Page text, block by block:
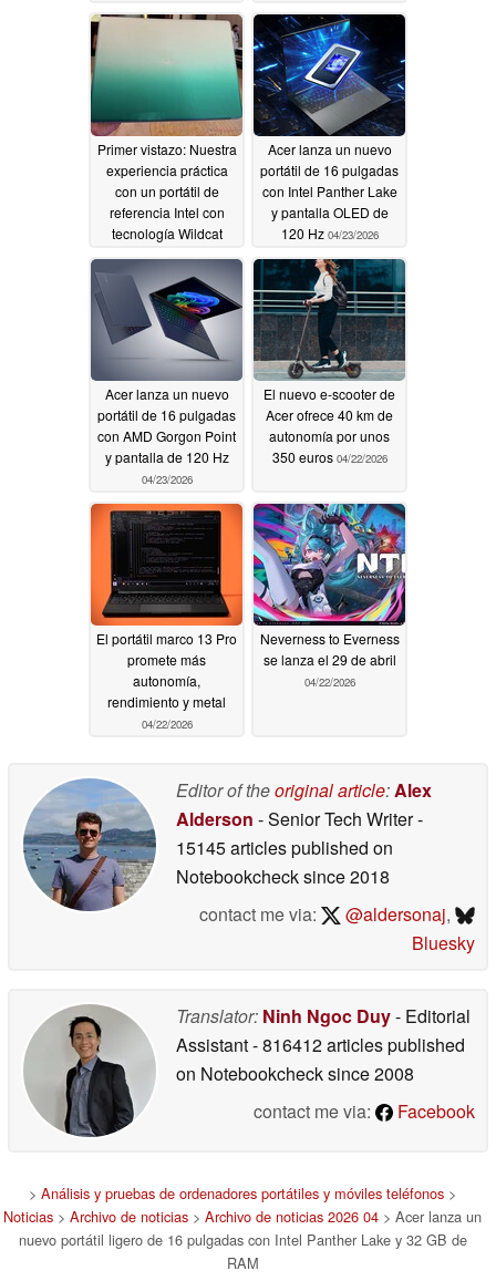
04/23/2026
Primer vistazo: Nuestra
experiencia práctica
con un portátil de
referencia Intel con
tecnología Wildcat
04/23/2026
Acer lanza un nuevo
portátil de 16 pulgadas
con Intel Panther Lake
y pantalla OLED de
120 Hz 04/23/2026
Acer lanza un nuevo
portátil de 16 pulgadas
con AMD Gorgon Point
y pantalla de 120 Hz
04/23/2026
El nuevo e-scooter de
Acer ofrece 40 km de
autonomía por unos
350 euros 04/22/2026
El portátil marco 13 Pro
promete más
autonomía,
rendimiento y metal
04/22/2026
Neverness to Everness
se lanza el 29 de abril
04/22/2026
Editor of theoriginal article:Alex
Alderson - Senior Tech Writer-
15145 articles published on
Notebookchecksince 2018
contact me via:
@aldersonaj,
Bluesky
Translator: Ninh Ngoc Duy- Editorial
Assistant- 816412 articles published
on Notebookchecksince 2008
contact me via:
Facebook
> Análisis y pruebas de ordenadores portátiles y móviles teléfonos >
Noticias > Archivo de noticias > Archivo de noticias 2026 04 > Acer lanza un
nuevo portátil ligero de 16 pulgadas con Intel Panther Lake y 32 GB de
RAM